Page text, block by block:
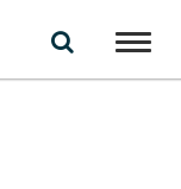
Toggle
navigation